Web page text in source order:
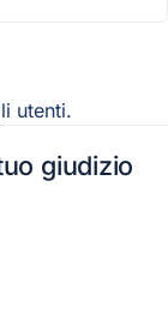
utenti.
giudizio